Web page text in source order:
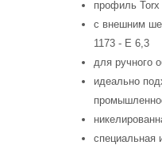
профиль Torx
с внешним
1173 - E 6,3
для ручного
идеально
специальная